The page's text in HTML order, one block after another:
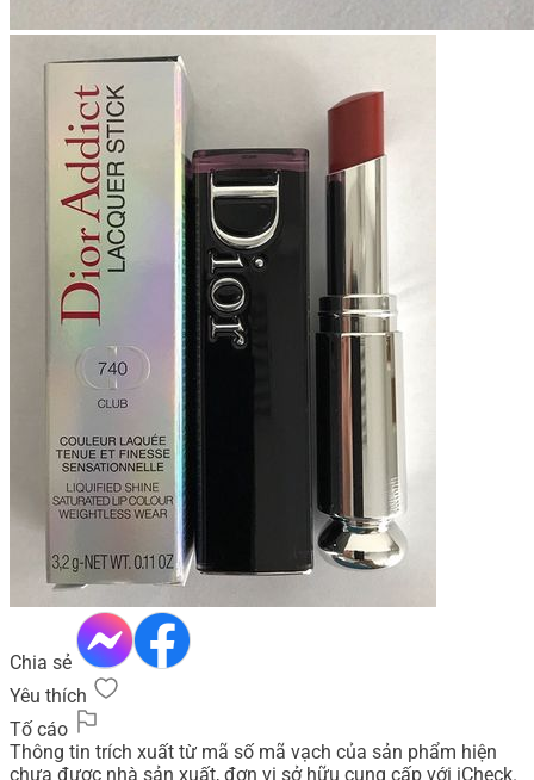
Chia sẻ
Yêu thích
Tố cáo
Thông tin trích xuất từ mã số mã vạch của sản phẩm hiện
chưa được nhà sản xuất, đơn vị sở hữu cung cấp với iCheck.